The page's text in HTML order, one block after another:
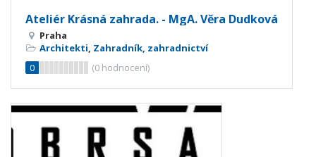
Ateliér Krásná zahrada. - MgA. Věra Dudková
Praha
Architekti, Zahradník, zahradnictví
0
(0 hodnocení)